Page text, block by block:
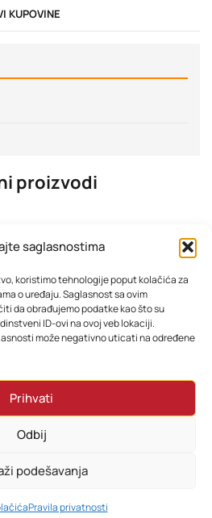
saglasnostima
koristimo tehnologije poput kolačića za
o uređaju. Saglasnost sa ovim
da obrađujemo podatke kao što su
ID-ovi na ovoj veb lokaciji.
može negativno uticati na određene
Prihvati
Odbij
podešavanja
Pravila privatnosti
KUPOVINE
proizvodi
boje
KORPA MOJ RAČUN